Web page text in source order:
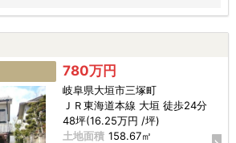
780万円
岐阜県大垣市三塚町
ＪＲ東海道本線 大垣 徒歩24分
48坪(16.25万円 /坪)
土地面積 158.67㎡